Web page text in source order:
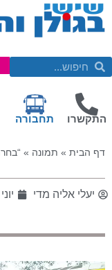
התקשרו תחבורה
דף הבית » תמונה »
יעלי אליה מדי יוני 6, 2024